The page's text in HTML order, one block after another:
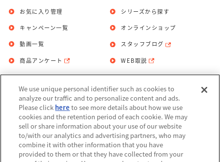
お気に入り管理 シリーズから探す
キャンペーン一覧
動画一覧
商品アンケート
オンラインショップ
スタッフブログ
WEB取説
お問い合わせ 個人情報保護方針
利用規約
Do Not Sell or Share My Personal
Information
アレルギー情報
We use unique personal identifier such as cookies to
analyze our traffic and to personalize content and ads.
Please click here to see more details about how we use
cookies and the retention period of each cookie. We may
sell or share information about your use of our website
to/with our analytics and advertising partners, who may
combine it with other information that you have
provided to them or that they have collected from your